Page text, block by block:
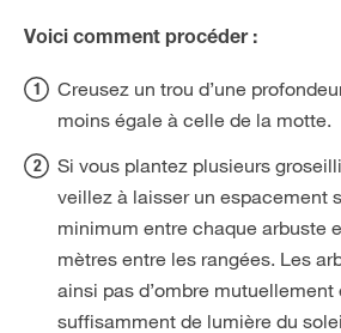
Voici comment procéder :
Creusez un trou d’une
moins égale à celle de la motte.
Si vous plantez plusieurs
veillez à laisser un espacement
minimum entre chaque arbuste
mètres entre les rangées. Les
ainsi pas d’ombre
suffisamment de lumière du